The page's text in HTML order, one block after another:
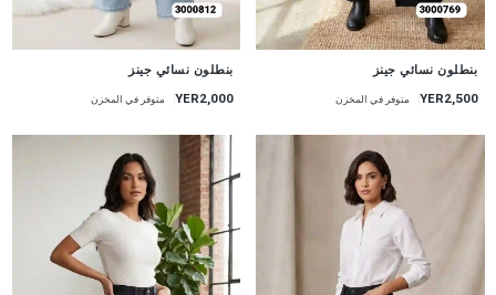
بنطلون نسائي جينز
YER2,500 متوفر في المخزن
بنطلون نسائي جينز
YER2,000 متوفر في المخزن